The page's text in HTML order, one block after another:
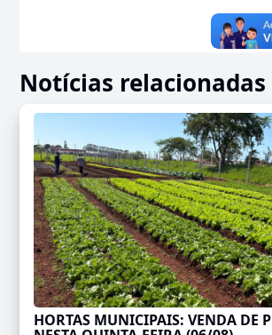
Notícias relacionadas
HORTAS MUNICIPAIS: VENDA DE